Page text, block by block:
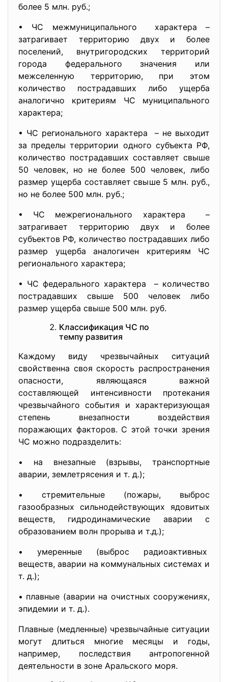
более 5 млн. руб.;
• ЧС межмуниципального характера –
затрагивает территорию двух и более
поселений, внутригородских территорий
города федерального значения или
межселенную территорию, при этом
количество пострадавших либо ущерба
аналогично критериям ЧС муниципального
характера;
• ЧС регионального характера – не выходит
за пределы территории одного субъекта РФ,
количество пострадавших составляет свыше
50 человек, но не более 500 человек, либо
размер ущерба составляет свыше 5 млн. руб.,
но не более 500 млн. руб.;
• ЧС межрегионального характера –
затрагивает территорию двух и более
субъектов РФ, количество пострадавших либо
размер ущерба аналогичен критериям ЧС
регионального характера;
• ЧС федерального характера – количество
пострадавших свыше 500 человек либо
размер ущерба свыше 500 млн. руб.
Классификация ЧС по
темпу развития
Каждому виду чрезвычайных ситуаций
свойственна своя скорость распространения
опасности, являющаяся важной
составляющей интенсивности протекания
чрезвычайного события и характеризующая
степень внезапности воздействия
поражающих факторов. С этой точки зрения
ЧС можно подразделить:
• на внезапные (взрывы, транспортные
аварии, землетрясения и т. д.);
• стремительные (пожары, выброс
газообразных сильнодействующих ядовитых
веществ, гидродинамические аварии с
образованием волн прорыва и т.д.);
• умеренные (выброс радиоактивных
веществ, аварии на коммунальных системах и
т. д.);
• плавные (аварии на очистных сооружениях,
эпидемии и т. д.).
Плавные (медленные) чрезвычайные ситуации
могут длиться многие месяцы и годы,
например, последствия антропогенной
деятельности в зоне Аральского моря.